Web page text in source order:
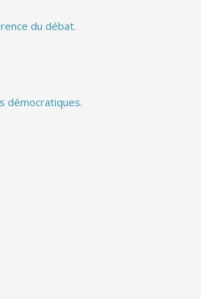
du débat.
démocratiques.